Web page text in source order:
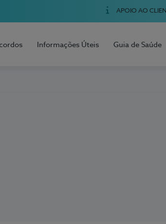
APOIO AO
Informações Úteis Guia de Saúde